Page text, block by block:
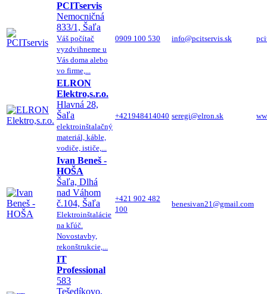
PCITservis
Nemocničná
833/1, Šaľa
Váš počítač
vyzdvihneme u
Vás doma alebo
vo firme,...
0909 100 530 info@pcitservis.sk
ELRON
Elektro,s.r.o.
Hlavná 28,
Šaľa
elektroinštalačný
materiál, káble,
vodiče, ističe,...
+421948414040 seregi@elron.sk
Ivan Beneš -
HOŠA
Šaľa, Dlhá
nad Váhom
č.104, Šaľa
Elektroinštalácie
na kľúč.
Novostavby,
rekonštrukcie,...
+421 902 482
100
benesivan21@gmail.com
IT
Professional
583
Tešedíkovo,